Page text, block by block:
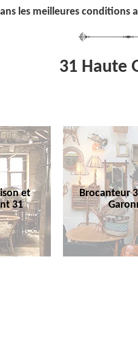
les meilleures conditions
31 Haute
et
31
Brocanteur